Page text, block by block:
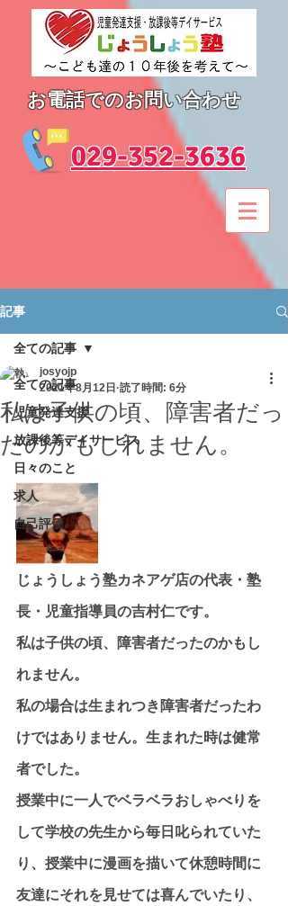
お電話でのお問い合わせ
​029-352-3636
記事
全ての記事
児童発達支援
放課後等デイサービス
日々のこと
求人
自己評価
全ての記事
私は子供の頃、障害者だっ
たのかもしれません。
josyojp
2021年8月12日 読了時間: 6分
じょうしょう塾カネアゲ店の代表・塾
長・児童指導員の吉村仁です。
私は子供の頃、障害者だったのかもし
れません。
私の場合は生まれつき障害者だったわ
けではありません。生まれた時は健常
者でした。
授業中に一人でベラベラおしゃべりを
して学校の先生から毎日叱られていた
り、授業中に漫画を描いて休憩時間に
友達にそれを見せては喜んでいたり、